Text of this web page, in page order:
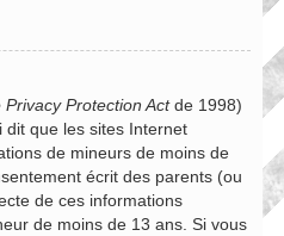
Privacy Protection Actde 1998)
dit que les sites Internet
de mineurs de moins de
écrit des parents (ou
de ces informations
de moins de 13 ans. Si vous